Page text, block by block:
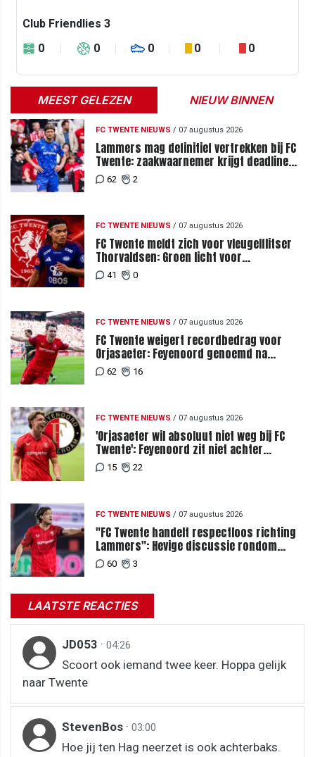
Club Friendlies 3
0
0 0 0 0
MEEST GELEZEN NIEUW BINNEN
FC TWENTE NIEUWS / 07 augustus 2026
Lammers mag definitief vertrekken bij FC
Twente: zaakwaarnemer krijgt deadline
vanwege komst vervanger
62 2
FC TWENTE NIEUWS / 07 augustus 2026
FC Twente meldt zich voor vleugelflitser
Thorvaldsen: Groen licht voor
miljoenenbod
41 0
FC TWENTE NIEUWS / 07 augustus 2026
FC Twente weigert recordbedrag voor
Orjasaeter: Feyenoord genoemd na
megabod
62 16
FC TWENTE NIEUWS / 07 augustus 2026
'Orjasaeter wil absoluut niet weg bij FC
Twente': Feyenoord zit niet achter
recordbod
15 22
FC TWENTE NIEUWS / 07 augustus 2026
"FC Twente handelt respectloos richting
Lammers": Hevige discussie rondom
degradatie tot derde spits
60 3
LAATSTE REACTIES
JD053 · 04:26
Scoort ook iemand twee keer. Hoppa gelijk
naar Twente
StevenBos · 03:00
Hoe jij ten Hag neerzet is ook achterbaks.